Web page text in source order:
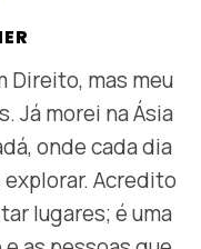
Direito, mas meu
Já morei na Ásia
onde cada dia
Acredito
lugares; é uma